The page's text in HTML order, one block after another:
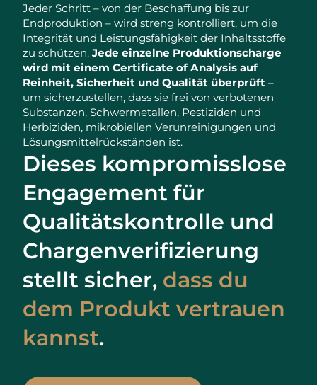
Jeder Schritt – von der Beschaffung bis zur
Endproduktion – wird streng kontrolliert, um die
Integrität und Leistungsfähigkeit der Inhaltsstoffe
zu schützen.Jede einzelne Produktionscharge
wird mit einem Certificate of Analysis auf
Reinheit, Sicherheit und Qualität überprüft –
um sicherzustellen, dass sie frei von verbotenen
Substanzen, Schwermetallen, Pestiziden und
Herbiziden, mikrobiellen Verunreinigungen und
Lösungsmittelrückständen ist.
Dieses kompromisslose
Engagement für
Qualitätskontrolle und
Chargenverifizierung
stellt sicher, dass du
dem Produkt vertrauen
kannst.